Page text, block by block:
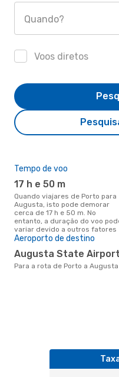
Quando?
Voos diretos
Tempo de voo
17 h e 50 m
Quando viajares de Porto para
Augusta, isto pode demorar
cerca de 17 h e 50 m. No
entanto, a duração do voo
variar devido a outros fatores
Aeroporto de destino
Augusta State Airport
Para a rota de Porto a Augusta